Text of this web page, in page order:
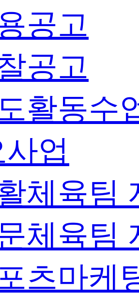
공고
공고
활동수
업
체육팀
체육팀
츠마케